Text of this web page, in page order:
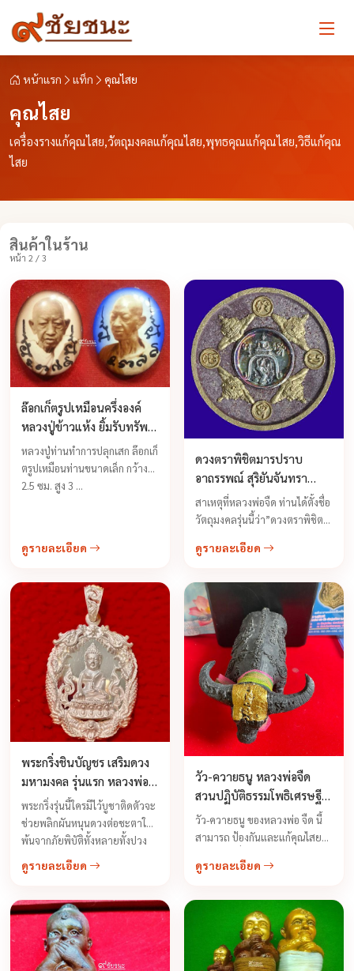
หน้าแรก แท็ก คุณไสย
คุณไสย
เครื่องรางแก้คุณไสย,วัตถุมงคลแก้คุณไสย,พุทธคุณแก้คุณไสย,วิธีแก้คุณ
ไสย
สินค้าในร้าน
หน้า 2 / 3
ล๊อกเก็ตรูปเหมือนครึ่งองค์
หลวงปู่ข้าวแห้ง ยิ้มรับทรัพย์
เจริญโภคทรัพย์ดีครอบ
จักรวาล
หลวงปู่ท่านทำการปลุกเสก ล๊อกเก็
ตรูปเหมือนท่านขนาดเล็ก กว้าง
2.5 ซม. สูง 3 ...
ดูรายละเอียด
ดวงตราพิชิตมารปราบ
อาถรรพณ์ สุริยันจันทรา
หลวงพ่อจืด สวนปฏิบัติธรรม
โพธิเศรษฐี
สาเหตุที่หลวงพ่อจืด ท่านได้ตั้งชื่อ
วัตถุมงคลรุ่นนี้ว่า”ดวงตราพิชิต
จันทรา”ก็เพราะท่านได้นำองค์
เอาไว้ปราบมารโดยเฉพาะเมื่อ
ครั้งพระสัมมาสัมพุทธโพธิญาณ
ถูกพญามารผจญพระองค์ทรง
ปราศจากอาวุธที่จะต่อสู้กับกอง
มารและความดีอื่นๆที่ได้
ดูรายละเอียด
พระกริ่งชินบัญชร เสริมดวง
มหามงคล รุ่นแรก หลวงพ่อสุ
พจน์ วัดห้วงพัฒนา
พระกริ่งรุ่นนี้ใครมีไว้บูชาติดตัวจะ
ช่วยพลิกผันหนุนดวงต่อชะตาให้
พ้นจากภัยพิบัติทั้งหลายทั้งปวง
จากร้ายกลายเป็นดี ลดเคราะห์
หลีกภัย ชนะคดีความ ศัตรูคู่แข่ง
...
ดูรายละเอียด
วัว-ควายธนู หลวงพ่อจืด
สวนปฏิบัติธรรมโพธิเศรษฐี ปี
2555
วัว-ควายธนู ของหลวงพ่อ จืด นี้
สามารถ ป้องกันและแก้คุณไสย
ดูรายละเอียด